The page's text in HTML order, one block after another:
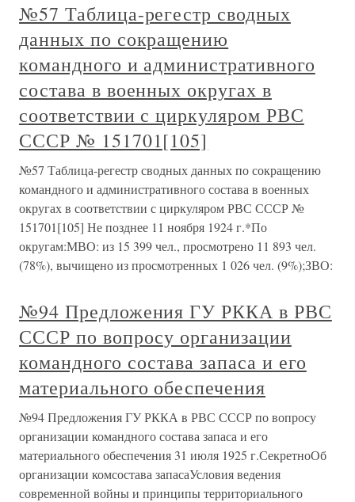
№57 Таблица-регестр сводных
данных по сокращению
командного и административного
состава в военных округах в
соответствии с циркуляром РВС
СССР № 151701[105]
№57 Таблица-регестр сводных данных по сокращению
командного и административного состава в военных
округах в соответствии с циркуляром РВС СССР №
151701[105] Не позднее 11 ноября 1924 г.*По
округам:МВО: из 15 399 чел., просмотрено 11 893 чел.
(78%), вычищено из просмотренных 1 026 чел. (9%);ЗВО:
№94 Предложения ГУ РККА в РВС
СССР по вопросу организации
командного состава запаса и его
материального обеспечения
№94 Предложения ГУ РККА в РВС СССР по вопросу
организации командного состава запаса и его
материального обеспечения 31 июля 1925 г.СекретноОб
организации комсостава запасаУсловия ведения
современной войны и принципы территориального